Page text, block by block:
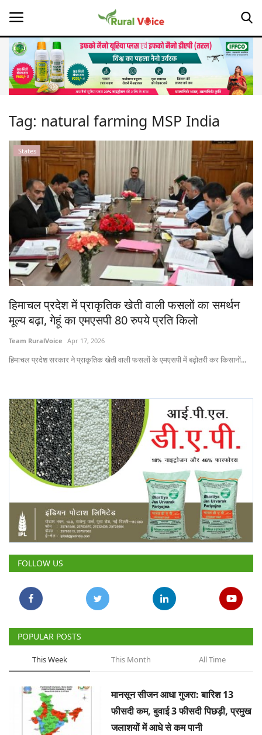
Home
About Us
Leadership Profiles
Opinion
Politics
Magazine
States
Events
Agribusiness
Agritech
Cooperatives
International
Rural Dialogue
Ground Report
Rural Connect
Gallery
National
Latest News
Agriculture Conclave and NACOF
Awards 2022
Agri Start-Ups
Language
English Hindi
Tag: natural farming MSP India
States
हिमाचल प्रदेश में प्राकृतिक खेती वाली फसलों का समर्थन
मूल्य बढ़ा, गेहूं का एमएसपी 80 रुपये प्रति किलो
Team RuralVoice Apr 17, 2026
हिमाचल प्रदेश सरकार ने प्राकृतिक खेती वाली फसलों के एमएसपी में बढ़ोतरी कर किसानों...
FOLLOW US
POPULAR POSTS
This Week This Month All Time
मानसून सीजन आधा गुजरा: बारिश 13
फीसदी कम, बुवाई 3 फीसदी पिछड़ी, प्रमुख
जलाशयों में आधे से कम पानी